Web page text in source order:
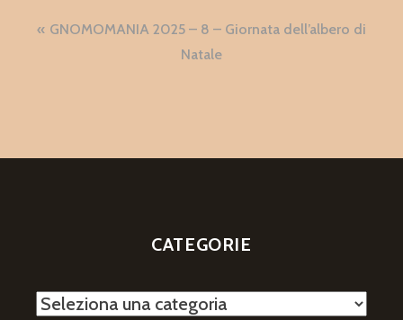
Navigazione
GNOMOMANIA 2025 – 8 – Giornata dell’albero di
Natale
CATEGORIE
Categorie